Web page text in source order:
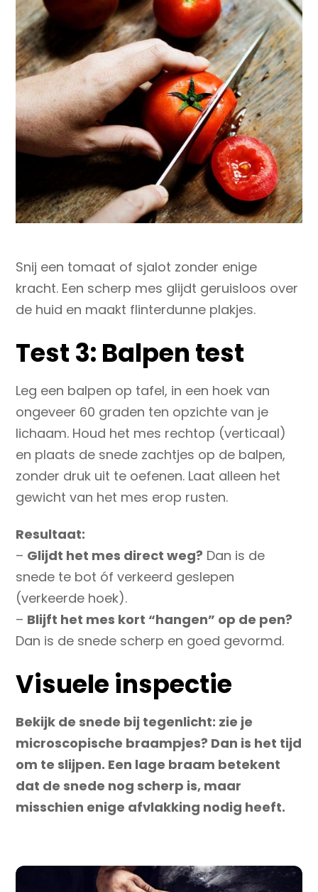
Snij een tomaat of sjalot zonder enige
kracht. Een scherp mes glijdt geruisloos over
de huid en maakt flinterdunne plakjes.
Test 3: Balpen test
Leg een balpen op tafel, in een hoek van
ongeveer 60 graden ten opzichte van je
lichaam. Houd het mes rechtop (verticaal)
en plaats de snede zachtjes op de balpen,
zonder druk uit te oefenen. Laat alleen het
gewicht van het mes erop rusten.
Resultaat:
– Glijdt het mes direct weg? Dan is de
snede te bot óf verkeerd geslepen
(verkeerde hoek).
– Blijft het mes kort “hangen” op de pen?
Dan is de snede scherp en goed gevormd.
Visuele inspectie
Bekijk de snede bij tegenlicht: zie je
microscopische braampjes? Dan is het tijd
om te slijpen. Een lage braam betekent
dat de snede nog scherp is, maar
misschien enige afvlakking nodig heeft.